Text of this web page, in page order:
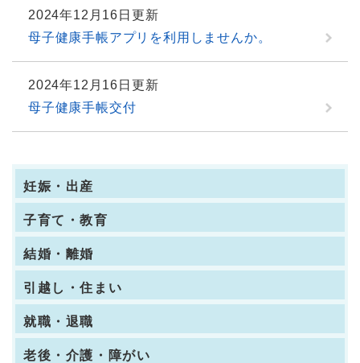
2024年12月16日更新
母子健康手帳アプリを利用しませんか。
2024年12月16日更新
母子健康手帳交付
妊娠・出産
子育て・教育
結婚・離婚
引越し・住まい
就職・退職
老後・介護・障がい